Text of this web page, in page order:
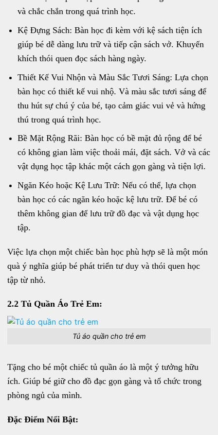
và chắc chắn trong quá trình học.
Kệ Đựng Sách: Bàn học đi kèm với kệ sách tiện ích
giúp bé dễ dàng lưu trữ và tiếp cận sách vở. Khuyến
khích thói quen đọc sách hàng ngày.
Thiết Kế Vui Nhộn và Màu Sắc Tươi Sáng: Lựa chọn
bàn học có thiết kế vui nhộ. Và màu sắc tươi sáng để
thu hút sự chú ý của bé, tạo cảm giác vui vẻ và hứng
thú trong quá trình học.
Bề Mặt Rộng Rãi: Bàn học có bề mặt đủ rộng để bé
có không gian làm việc thoải mái, đặt sách. Vở và các
vật dụng học tập khác một cách gọn gàng và tiện lợi.
Ngăn Kéo hoặc Kệ Lưu Trữ: Nếu có thể, lựa chọn
bàn học có các ngăn kéo hoặc kệ lưu trữ. Để bé có
thêm không gian để lưu trữ đồ đạc và vật dụng học
tập.
Việc lựa chọn một chiếc bàn học phù hợp sẽ là một món
quà ý nghĩa giúp bé phát triển tư duy và thói quen học
tập từ nhỏ.
2.2 Tủ Quần Áo Trẻ Em:
Tủ áo quần cho trẻ em
Tặng cho bé một chiếc tủ quần áo là một ý tưởng hữu
ích. Giúp bé giữ cho đồ đạc gọn gàng và tổ chức trong
phòng ngủ của mình.
Đặc Điểm Nổi Bật: